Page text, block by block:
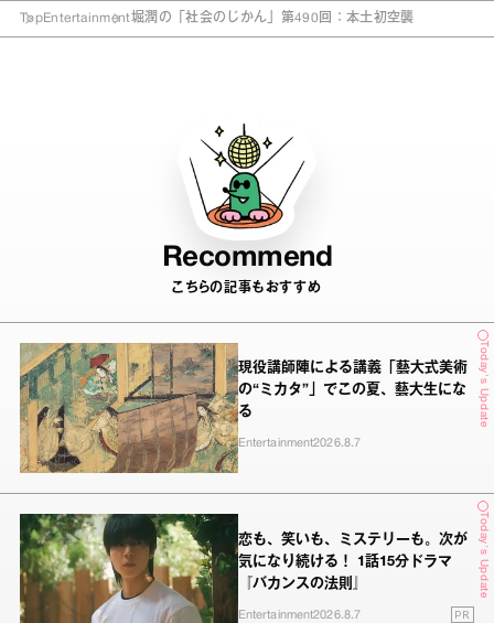
TopEntertainment堀潤の「社会のじかん」第490回：本土初空襲
Recommend
こちらの記事もおすすめ
Today's Update
現役講師陣による講義「藝大式美術
の“ミカタ”」でこの夏、藝大生にな
る
Entertainment2026.8.7
Today's Update
恋も、笑いも、ミステリーも。次が
気になり続ける！ 1話15分ドラマ
『バカンスの法則』
Entertainment2026.8.7 PR